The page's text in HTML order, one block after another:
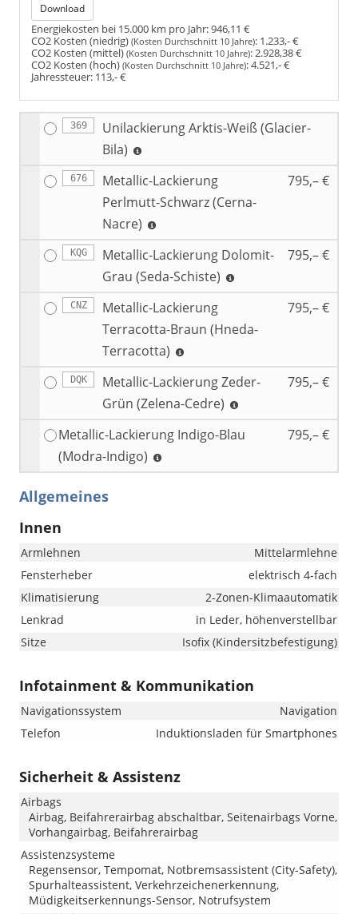
Download
Energiekosten bei 15.000 km pro Jahr:946,11 €
CO2 Kosten (niedrig) (Kosten Durchschnitt 10 Jahre): 1.233,- €
CO2 Kosten (mittel) (Kosten Durchschnitt 10 Jahre):2.928,38 €
CO2 Kosten (hoch) (Kosten Durchschnitt 10 Jahre):4.521,- €
Jahressteuer: 113,- €
369
Unilackierung Arktis-Weiß (Glacier-
Bila)
676
Metallic-Lackierung
Perlmutt-Schwarz (Cerna-
Nacre)
795,– €
KQG
Metallic-Lackierung Dolomit-
Grau (Seda-Schiste)
795,– €
CNZ
Metallic-Lackierung
Terracotta-Braun (Hneda-
Terracotta)
795,– €
DQK
Metallic-Lackierung Zeder-
Grün (Zelena-Cedre)
795,– €
Metallic-Lackierung Indigo-Blau
(Modra-Indigo)
795,– €
Allgemeines
Innen
Armlehnen
Mittelarmlehne
Fensterheber
elektrisch 4-fach
Klimatisierung
2-Zonen-Klimaautomatik
Lenkrad
in Leder, höhenverstellbar
Sitze
Isofix (Kindersitzbefestigung)
Infotainment & Kommunikation
Navigationssystem
Navigation
Telefon
Induktionsladen für Smartphones
Sicherheit & Assistenz
Airbags
Airbag, Beifahrerairbag abschaltbar, Seitenairbags Vorne,
Vorhangairbag, Beifahrerairbag
Assistenzsysteme
Regensensor, Tempomat, Notbremsassistent (City-Safety),
Spurhalteassistent, Verkehrzeichenerkennung,
Müdigkeitserkennungs-Sensor, Notrufsystem